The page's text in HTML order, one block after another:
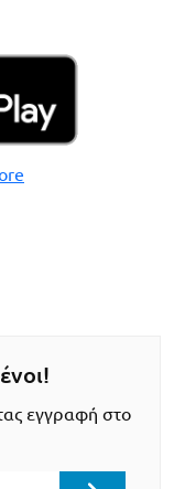
εγγραφή στο